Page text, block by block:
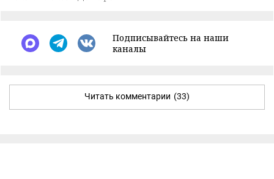
Подписывайтесь на наши
каналы
Читать комментарии (33)